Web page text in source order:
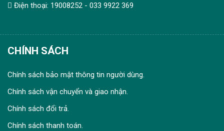
Điện thoại: 19008252 - 033 9922 369
CHÍNH SÁCH
Chính sách bảo mật thông tin người dùng.
Chính sách vận chuyển và giao nhận.
Chính sách đổi trả.
Chính sách thanh toán.